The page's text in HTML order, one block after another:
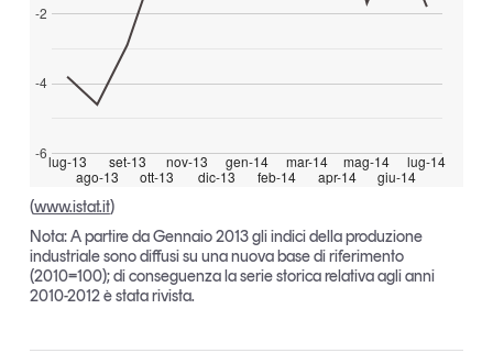
Un anno di
Tendenze2026
lug-13
ago-13
set-13
ott-13
nov-13
dic-13
gen-14
feb-14
mar-14
apr-14
mag-14
giu-14
lug-14
-6
-4
-2
(www.istat.it)
Nota: A partire da Gennaio 2013 gli indici della produzione
industriale sono diffusi su una nuova base di riferimento
(2010=100); di conseguenza la serie storica relativa agli anni
2010-2012 è stata rivista.